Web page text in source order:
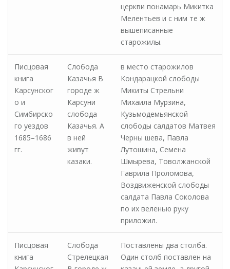
церкви понамарь Микитка
Мелентьев и с ним те ж
вышеписанные
старожилы.
Писцовая
книга
Карсунског
о и
Симбирско
го уездов
1685–1686
гг.
Слобода
Казачья В
городе ж
Карсуни
слобода
Казачья. А
в ней
живут
казаки.
в место старожилов
Кондарацкой слободы
Микиты Стрельни
Михаила Мурзина,
Кузьмодемьянской
слободы салдатов Матвея
Черны шева, Павла
Лутошина, Семена
Шмырева, Товолжанской
Гаврила Проломова,
Воздвиженской слободы
салдата Павла Соколова
по их веленью руку
приложил.
Писцовая
книга
Слобода
Стрелецкая
Поставлены два столба.
Один столб поставлен на